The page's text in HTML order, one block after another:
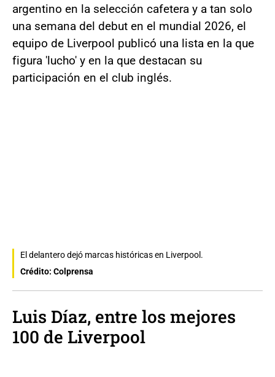
argentino en la selección cafetera y a tan solo
una semana del debut en el mundial 2026, el
equipo de Liverpool publicó una lista en la que
figura 'lucho' y en la que destacan su
participación en el club inglés.
El delantero dejó marcas históricas en Liverpool.
Crédito: Colprensa
Luis Díaz, entre los mejores
100 de Liverpool